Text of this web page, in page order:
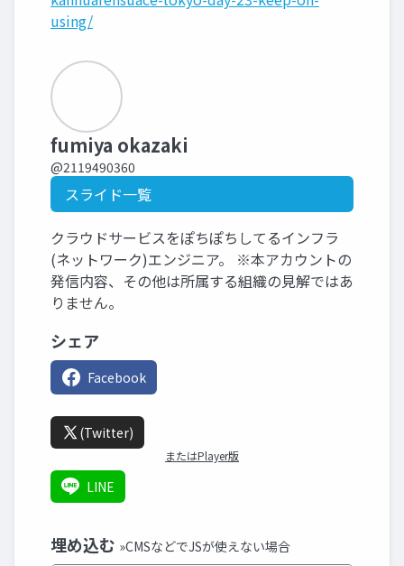
using/
fumiya okazaki
@2119490360
スライド一覧
クラウドサービスをぽちぽちしてるインフラ
(ネットワーク)エンジニア。 ※本アカウントの
発信内容、その他は所属する組織の見解ではあ
りません。
シェア
Facebook
(Twitter)
またはPlayer版
LINE
埋め込む »CMSなどでJSが使えない場合